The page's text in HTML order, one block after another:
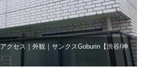
クセス｜外観｜サンクスGoburin【渋谷/神